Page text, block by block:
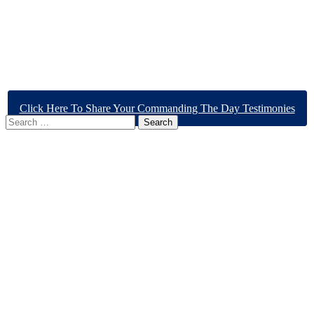
Click Here To Share Your Commanding The Day Testimonies
Search
for: